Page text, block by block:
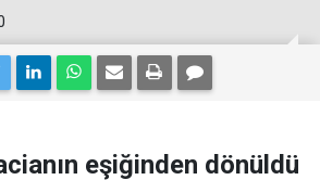
eşiğinden dönüldü